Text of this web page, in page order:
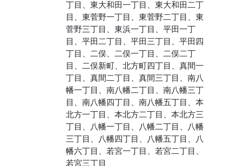
丁目、東大和田一丁目、東大和田二丁
目、東菅野一丁目、東菅野二丁目、東
菅野三丁目、東浜一丁目、平田一丁
目、平田二丁目、平田三丁目、平田四
丁目、二俣、二俣一丁目、二俣二丁
目、二俣新町、北方町四丁目、真間一
丁目、真間二丁目、真間三丁目、南八
幡一丁目、南八幡二丁目、南八幡三丁
目、南八幡四丁目、南八幡五丁目、本
北方一丁目、本北方二丁目、本北方三
丁目、八幡一丁目、八幡二丁目、八幡
三丁目、八幡四丁目、八幡五丁目、八
幡六丁目、若宮一丁目、若宮二丁目、
若宮三丁目